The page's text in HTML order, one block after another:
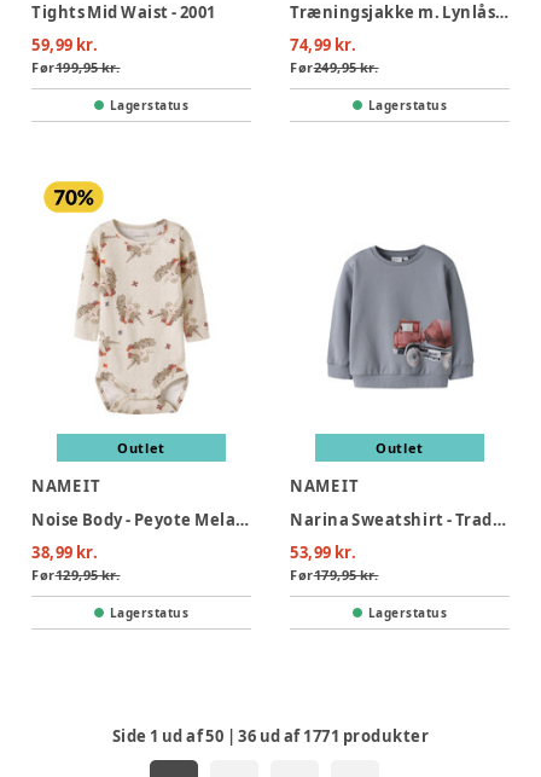
Tights Mid Waist - 2001
59,99 kr.
Før199,95 kr.
Lagerstatus
Træningsjakke m. Lynlås - 7459
74,99 kr.
Før249,95 kr.
Lagerstatus
Outlet
NAME IT
Noise Body - Peyote Melange
38,99 kr.
Før129,95 kr.
Lagerstatus
Outlet
NAME IT
Narina Sweatshirt - Tradewinds
53,99 kr.
Før179,95 kr.
Lagerstatus
Side 1 ud af50 |36 ud af1771 produkter